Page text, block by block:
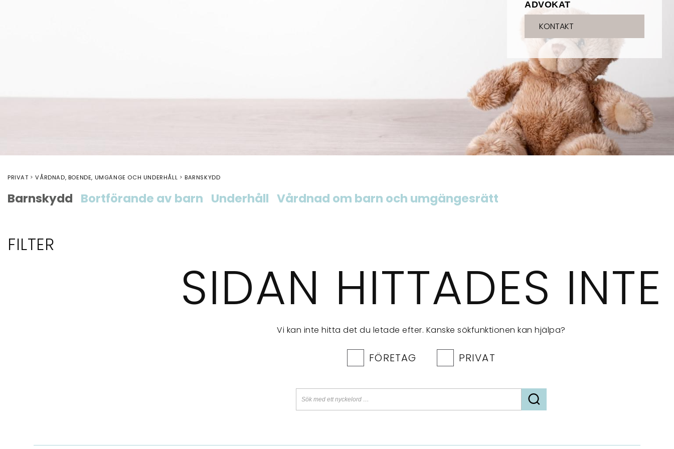
ADVOKAT
KONTAKT
PRIVAT VÅRDNAD, BOENDE, UMGÄNGE OCH UNDERHÅLL BARNSKYDD
Barnskydd Bortförande av barn Underhåll Vårdnad om barn och umgängesrätt
FILTER
SIDAN HITTADES INTE
Vi kan inte hitta det du letade efter. Kanske sökfunktionen kan hjälpa?
FÖRETAG PRIVAT